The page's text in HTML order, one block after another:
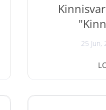
25 Jun,
Koolitus "
Marko Sula, Evi
Koolitus annab: